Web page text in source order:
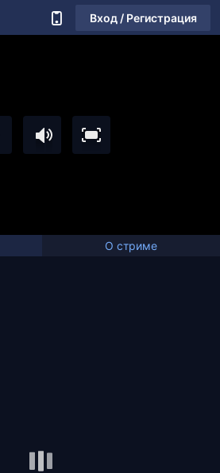
Вход / Регистрация
О стриме